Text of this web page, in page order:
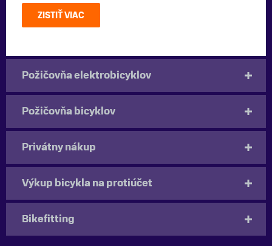
ZISTIŤ VIAC
Požičovňa elektrobicyklov
Požičovňa bicyklov
Privátny nákup
Výkup bicykla na protiúčet
Bikefitting